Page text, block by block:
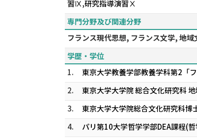
習Ⅸ,研究指導演習Ⅹ
専門分野及び関連分野
フランス現代思想, フランス文学, 地域
学歴・学位
1.
東京大学教養学部教養学科第2「
2.
東京大学大学院 総合文化研究科
3.
東京大学大学院総合文化研究科博
4.
パリ第10大学哲学学部DEA課程(